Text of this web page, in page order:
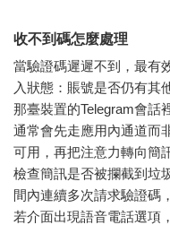
收不到碼怎麼處理
當驗證碼遲遲不到，最有
入狀態：賬號是否仍有其
那臺裝置的Telegram會話
通常會先走應用內通道而
可用，再把注意力轉向簡
檢查簡訊是否被攔截到垃
間內連續多次請求驗證碼
若介面出現語音電話選項